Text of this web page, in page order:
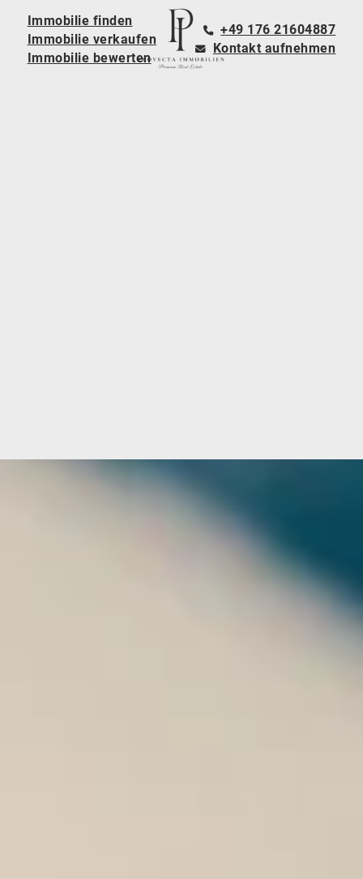
Immobilie finden
Immobilie verkaufen
Immobilie bewerten
+49 176 21604887
Kontakt aufnehmen